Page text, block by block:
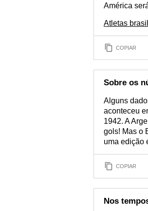
América
Atletas
COPIAR
Sobre os
Alguns
aconteceu
1942. A
gols! Mas o
uma edição
COPIAR
Nos